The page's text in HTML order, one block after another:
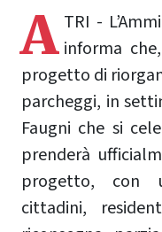
A TRI -
informa
progetto di
parcheggi, in
Faugni che si
prenderà
progetto, con
cittadini,